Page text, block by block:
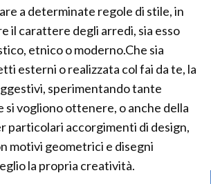
a determinate regole di stile, in
il carattere degli arredi, sia esso
etnico o moderno.Che sia
esterni o realizzata col fai da te, la
sperimentando tante
vogliono ottenere, o anche della
particolari accorgimenti di design,
motivi geometrici e disegni
la propria creatività.